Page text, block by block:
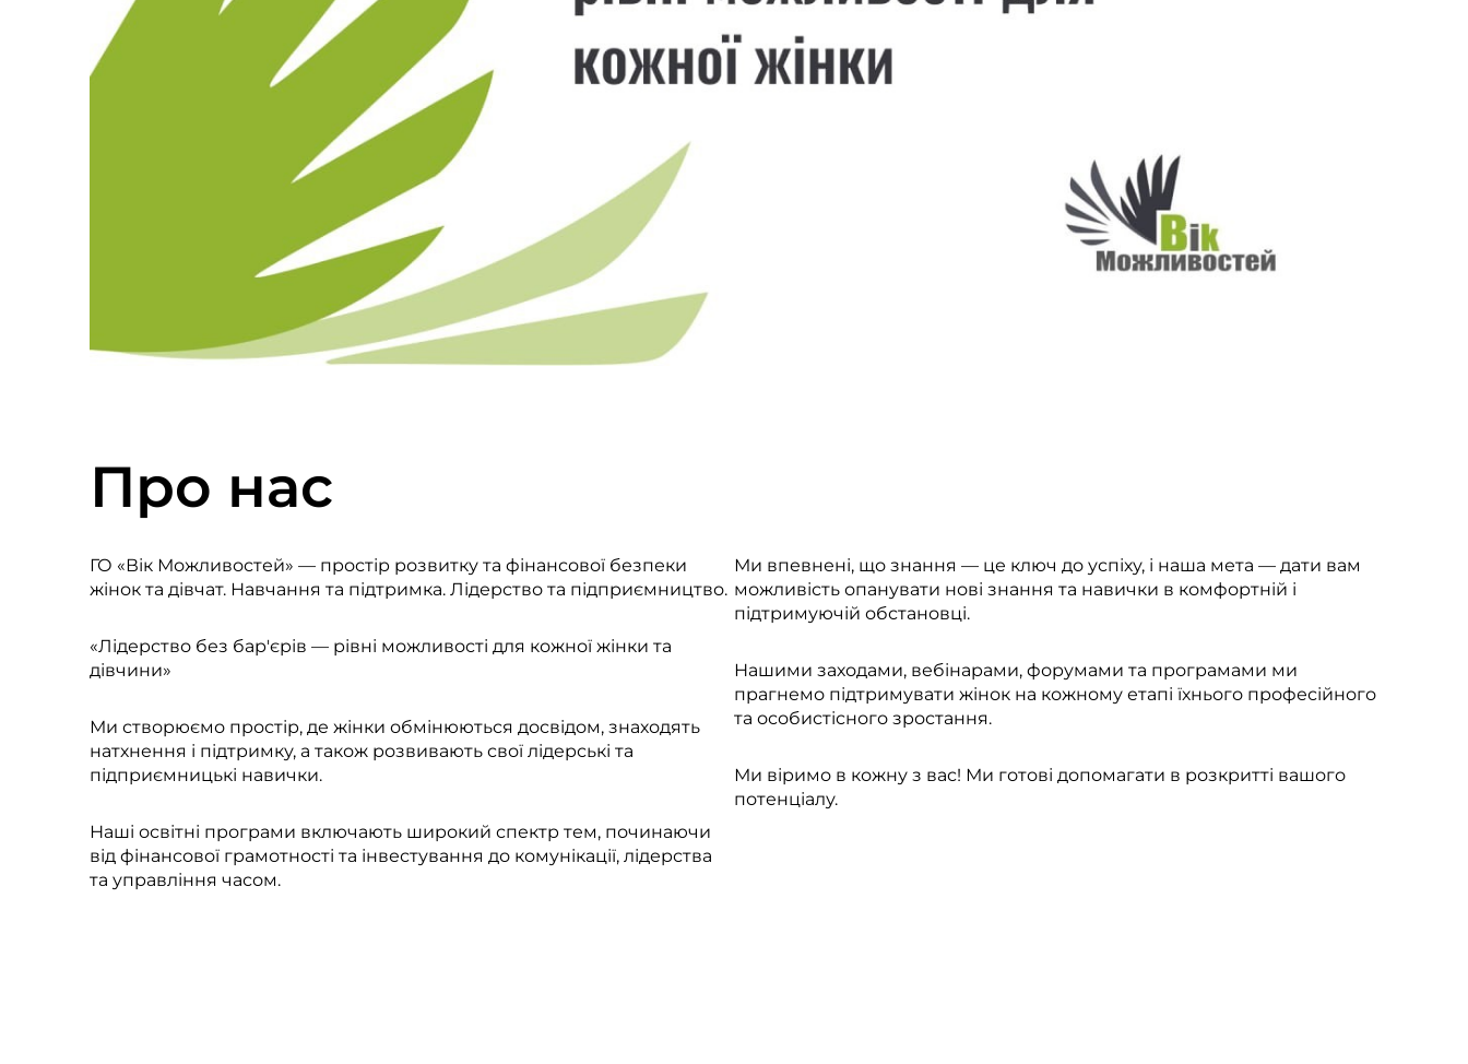
Про нас
ГО «Вік Можливостей» — простір розвитку та фінансової безпеки
жінок та дівчат. Навчання та підтримка. Лідерство та підприємництво.
«Лідерство без бар'єрів — рівні можливості для кожної жінки та
дівчини»
Ми створюємо простір, де жінки обмінюються досвідом, знаходять
натхнення і підтримку, а також розвивають свої лідерські та
підприємницькі навички.
Наші освітні програми включають широкий спектр тем, починаючи
від фінансової грамотності та інвестування до комунікації, лідерства
та управління часом.
Ми впевнені, що знання — це ключ до успіху, і наша мета — дати вам
можливість опанувати нові знання та навички в комфортній і
підтримуючій обстановці.
Нашими заходами, вебінарами, форумами та програмами ми
прагнемо підтримувати жінок на кожному етапі їхнього професійного
та особистісного зростання.
Ми віримо в кожну з вас! Ми готові допомагати в розкритті вашого
потенціалу.